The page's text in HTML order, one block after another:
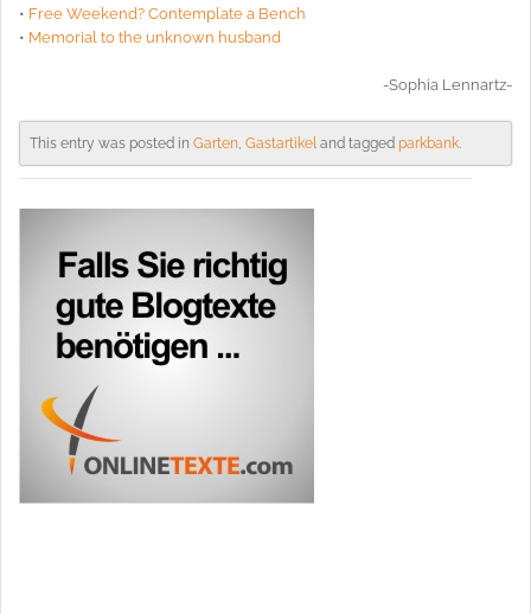
• Free Weekend? Contemplate a Bench
• Memorial to the unknown husband
-Sophia Lennartz-
This entry was posted in Garten, Gastartikeland tagged parkbank.